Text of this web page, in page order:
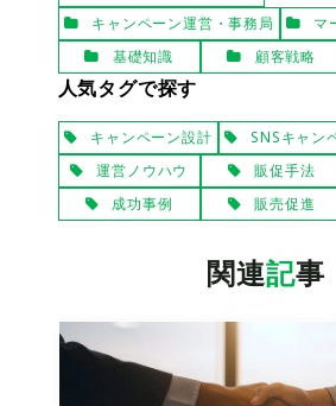
キャンペーン運営・事務局
マ
基礎知識
顧客戦略
人気タグで探す
キャンペーン設計
SNSキャン
運営ノウハウ
販促手法
成功事例
販売促進
関連記事